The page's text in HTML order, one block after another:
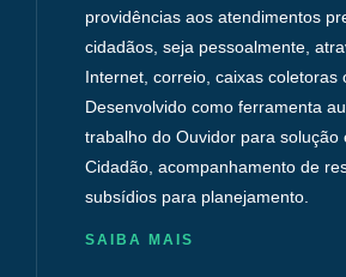
providências aos atendimentos
cidadãos, seja pessoalmente,
Internet, correio, caixas coletoras
Desenvolvido como ferramenta
trabalho do Ouvidor para solução
Cidadão, acompanhamento de
subsídios para planejamento.
SAIBA MAIS